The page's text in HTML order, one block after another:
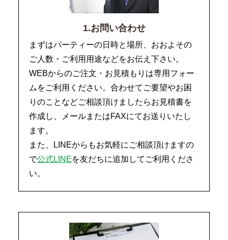
1.お問い合わせ
まずはパーティーの日時と場所、おおよその
ご人数・ご利用用途などをお伝え下さい。
WEBからのご注文・お見積もりは専用フォー
ムをご利用ください。合わせてご要望やお困
りのことなどご相談頂けましたらお見積書を
作成し、メールまたはFAXにてお送りいたし
ます。
また、LINEからもお気軽にご相談頂けますの
で公式LINEを友だちに追加してご利用くださ
い。